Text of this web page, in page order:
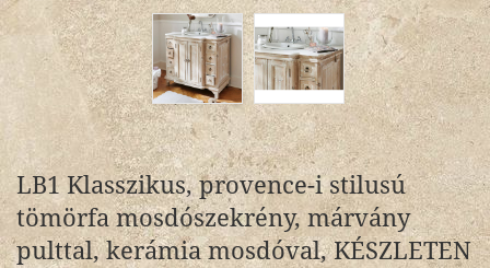
LB1 Klasszikus, provence-i stilusú
tömörfa mosdószekrény, márvány
pulttal, kerámia mosdóval, KÉSZLETEN